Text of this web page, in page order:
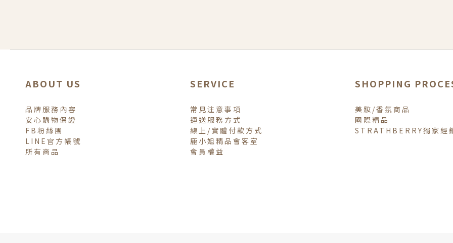
ABOUT US
品牌服務內容
安心購物保證
FB粉絲團
LINE官方帳號
所有商品
SERVICE
常見注意事項
運送服務方式
線上/實體付款方式
鹿小姐精品會客室
會員權益
SHOPPING
美妝/香氛商品
國際精品
STRATHBERRY獨家經